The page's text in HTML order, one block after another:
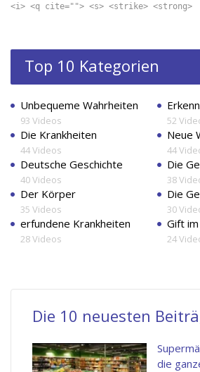
<i> <q cite=""> <s> <strike> <strong>
Top 10 Kategorien
Unbequeme Wahrheiten
93 Videos 52
Die Krankheiten
44 Videos
Neue
44
Deutsche Geschichte
40 Videos
Die
38
Der Körper
35 Videos
Die
30
erfundene Krankheiten
28 Videos
Gift
24
Die 10 neuesten
die